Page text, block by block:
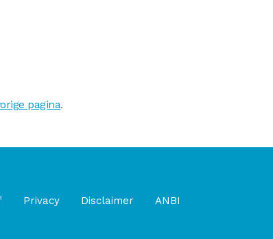
pagina.
Privacy Disclaimer ANBI